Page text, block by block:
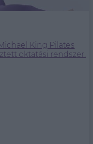
King Pilates
oktatási rendszer.